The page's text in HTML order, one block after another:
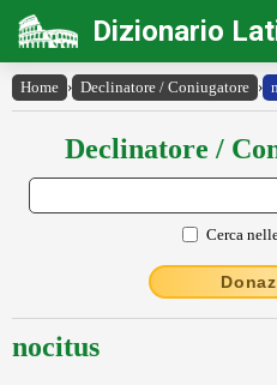
Dizionario
Home › Declinatore / Coniugatore ›
Declinatore /
Cerca
nocitus